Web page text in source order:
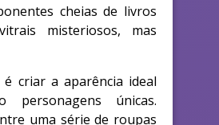
cheias de livros
misteriosos, mas
criar a aparência ideal
personagens únicas.
uma série de roupas